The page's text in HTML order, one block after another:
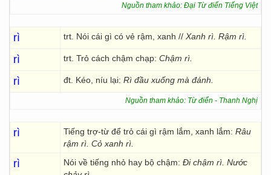
Nguồn tham khảo: Đại Từ điển Tiếng Việt
rì trt. Nói cái gì có vẻ rậm, xanh // Xanh rì. Rậm rì.
rì trt. Trỏ cách chậm chạp: Chậm rì.
rì đt. Kéo, níu lại: Rì đầu xuống mà đánh.
Nguồn tham khảo: Từ điển - Thanh Nghị
rì Tiếng trợ-từ để trỏ cái gì rậm lắm, xanh lắm: Râu
rậm rì. Cỏ xanh rì.
rì Nói về tiếng nhỏ hay bộ chậm: Đi chậm rì. Nước